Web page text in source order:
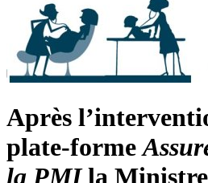
Après
plate-forme
la PMIla Ministre